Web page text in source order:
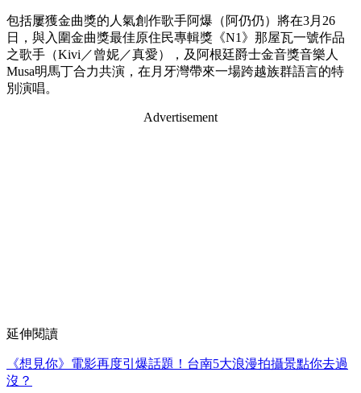
包括屢獲金曲獎的人氣創作歌手阿爆（阿仍仍）將在3月26
日，與入圍金曲獎最佳原住民專輯獎《N1》那屋瓦一號作品
之歌手（Kivi／曾妮／真愛），及阿根廷爵士金音獎音樂人
Musa明馬丁合力共演，在月牙灣帶來一場跨越族群語言的特
別演唱。
Advertisement
延伸閱讀
《想見你》電影再度引爆話題！台南5大浪漫拍攝景點你去過
沒？